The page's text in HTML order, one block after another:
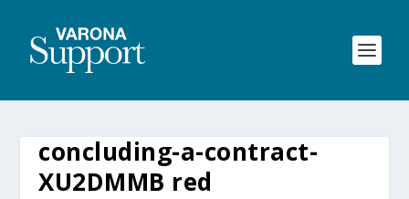
concluding-a-contract-
XU2DMMB red